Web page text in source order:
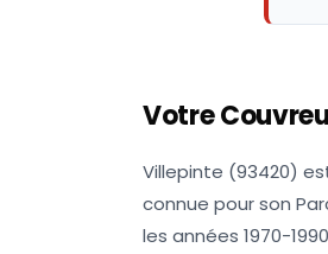
Votre
Villepinte (93420)
connue pour son
les années 1970-